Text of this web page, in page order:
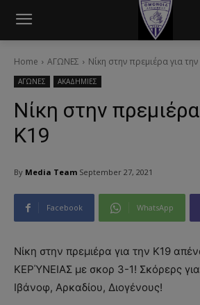
Home ΑΓΩΝΕΣ Νίκη στην πρεμιέρα για
ΑΓΩΝΕΣ ΑΚΑΔΗΜΙΕΣ
Νίκη στην
Κ19
By Media Team September 27, 2021
Facebook WhatsApp
Νίκη στην πρεμιέρα για την Κ19
ΚΕΡΎΝΕΙΑΣ με σκορ 3-1! Σκόρερς
Ιβάνοφ, Αρκαδίου, Διογένους!
modal-